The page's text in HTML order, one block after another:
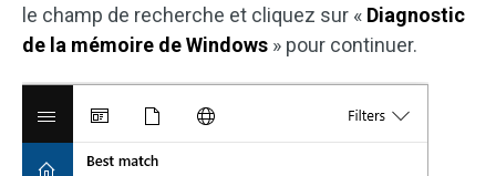
le champ de recherche et cliquez sur « Diagnostic
de la mémoire de Windows » pour continuer.